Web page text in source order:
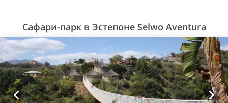
Сафари-парк в Эстепоне Selwo Aventura